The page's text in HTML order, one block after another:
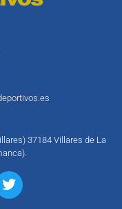
37184 Villares de La